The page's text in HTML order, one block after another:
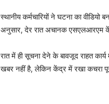
स्थानीय कर्मचारियों ने घटना का
अनुसार, देर रात अचानक एसएलआरएम
रात में ही सूचना देने के बावजूद राहत
खबर नहीं है, लेकिन केंद्र में रखा कचरा